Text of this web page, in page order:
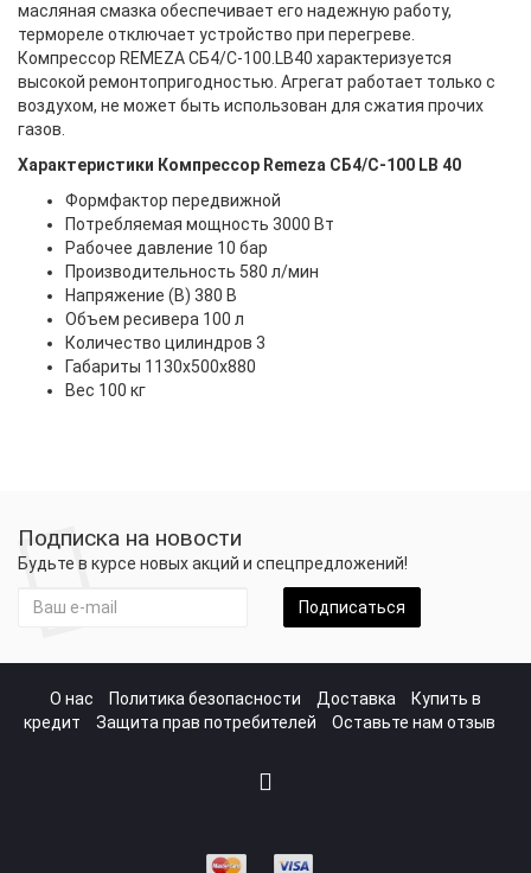
масляная смазка обеспечивает его надежную работу,
термореле отключает устройство при перегреве.
Компрессор REMEZA СБ4/С-100.LB40 характеризуется
высокой ремонтопригодностью. Агрегат работает только с
воздухом, не может быть использован для сжатия прочих
газов.
Характеристики Компрессор Remeza СБ4/С-100 LB 40
Формфактор передвижной
Потребляемая мощность 3000 Вт
Рабочее давление 10 бар
Производительность 580 л/мин
Напряжение (В) 380 В
Объем ресивера 100 л
Количество цилиндров 3
Габариты 1130x500x880
Вес 100 кг
Подписка на новости
Будьте в курсе новых акций и спецпредложений!
Подписаться
О нас Политика безопасности Доставка
Купить в
кредит
Защита прав потребителей Оставьте нам отзыв